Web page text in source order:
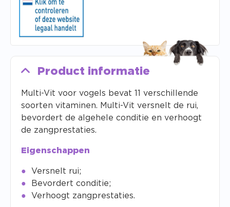
Product informatie
Multi-Vit voor vogels bevat 11 verschillende
soorten vitaminen. Multi-Vit versnelt de rui,
bevordert de algehele conditie en verhoogt
de zangprestaties.
Eigenschappen
Versnelt rui;
Bevordert conditie;
Verhoogt zangprestaties.